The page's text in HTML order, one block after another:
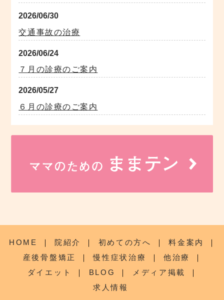
2026/06/30
交通事故の治療
2026/06/24
７月の診療のご案内
2026/05/27
６月の診療のご案内
HOME ｜ 院紹介 ｜ 初めての方へ ｜ 料金案内
｜
産後骨盤矯正
｜ 慢性症状治療 ｜ 他治療
｜
ダイエット
｜ BLOG ｜ メディア掲載
｜
求人情報